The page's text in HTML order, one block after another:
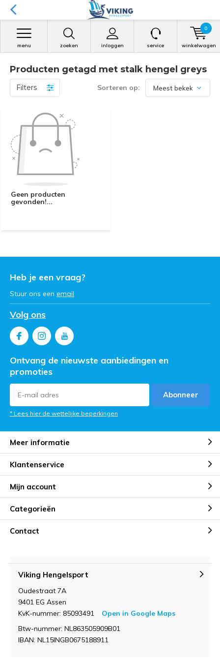
zoeken inloggen
menu service winkelwagen
0
Producten getagd met stalk hengel greys
Filters Sorteren op:
Geen producten
gevonden!...
Heb je een vraag?
Stuur ons een email
Volg ons
Ontvang de nieuwste aanbiedingen en
promoties
Abonneer
* Lees hier de wettelijke beperkingen
Meer informatie
Klantenservice
Mijn account
Categorieën
Contact
Viking Hengelsport
Oudestraat 7A
9401 EG Assen
KvK-nummer: 85093491
Open in Google Maps
Btw-nummer: NL863505909B01
IBAN: NL15INGB0675188911